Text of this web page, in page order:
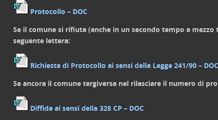
Protocollo – DOC
Se il comune si rifiuta (anche in un secondo tempo a
seguente lettera:
Richiesta di Protocollo ai sensi della Legge 241/90 – DOC
Se ancora il comune tergiversa nel rilasciare il numero di
Diffida ai sensi della 328 CP – DOC